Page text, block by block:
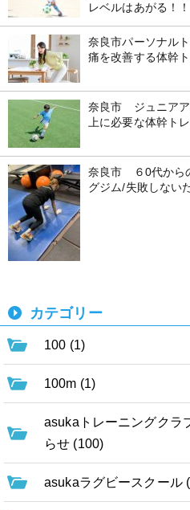
レベルはあがる！！
奈良市パーソナル
痛を改善する体幹
奈良市 ジュニアア
上に必要な体幹ト
奈良市 ６0代から
グジム/失敗しな
カテゴリー
100 (1)
100m (1)
asukaトレーニングクラ
らせ (100)
asukaラグビースクール